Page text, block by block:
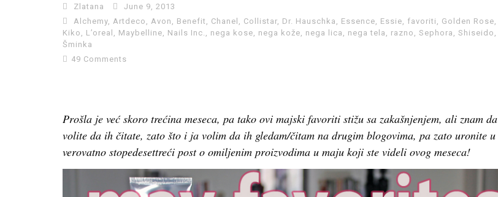
Zlatana
June 9, 2013
Alchemy, Artdeco , Avon , Benefit , Chanel , Collistar, Dr. Hauschka , Essence, Essie, favoriti , Golden Rose,
Kiko , L’oreal , Maybelline, Nails Inc. , nega kose, nega kože, nega lica , nega tela , razno , Sephora , Shiseido ,
Šminka
49 Comments
Prošla je već skoro trećina meseca, pa tako ovi majski favoriti stižu sa zakašnjenjem, ali znam da
volite da ih čitate, zato što i ja volim da ih gledam/čitam na drugim blogovima, pa zato uronite u
verovatno stopedesettreći post o omiljenim proizvodima u maju koji ste videli ovog meseca!